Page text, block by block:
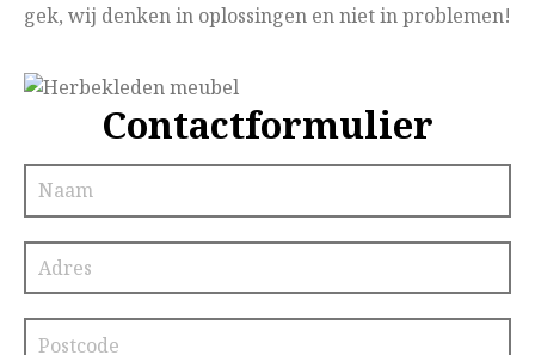
gek, wij denken in oplossingen en niet in problemen!
Contactformulier